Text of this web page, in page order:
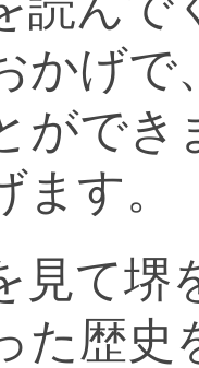
かげで
ができ
ます。
見て
た歴史